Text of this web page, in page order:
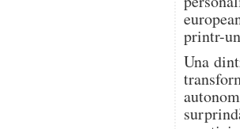
printr-
Una